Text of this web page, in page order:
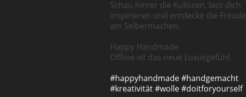
Schau hinter die Kulissen, lass dich
inspirieren und entdecke die Freude
am Selbermachen.
Happy Handmade
Offline ist das neue Luxusgefühl.
#happyhandmade#handgemacht
#kreativität#wolle#doitforyourself